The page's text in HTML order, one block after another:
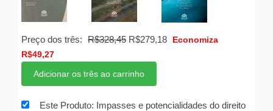
Brasil
quantidade
Preço dos três: R$328,45 O
R$279,18OEconomiza
R$49,27
Adicionar os três ao carrinho
Este Produto: Impasses e potencialidades do direito